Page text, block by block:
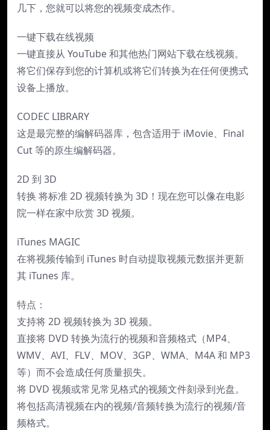
几下，您就可以将您的视频变成杰作。
一键下载在线视频
一键直接从 YouTube 和其他热门网站下载在线视频。
将它们保存到您的计算机或将它们转换为在任何便携式
设备上播放。
CODEC LIBRARY
这是最完整的编解码器库，包含适用于 iMovie、Final
Cut 等的原生编解码器。
2D 到 3D
转换 将标准 2D 视频转换为 3D！现在您可以像在电影
院一样在家中欣赏 3D 视频。
iTunes MAGIC
在将视频传输到 iTunes 时自动提取视频元数据并更新
其 iTunes 库。
特点：
支持将 2D 视频转换为 3D 视频。
直接将 DVD 转换为流行的视频和音频格式（MP4、
WMV、AVI、FLV、MOV、3GP、WMA、M4A 和 MP3
等）而不会造成任何质量损失。
将 DVD 视频或常见常见格式的视频文件刻录到光盘。
将包括高清视频在内的视频/音频转换为流行的视频/音
频格式。